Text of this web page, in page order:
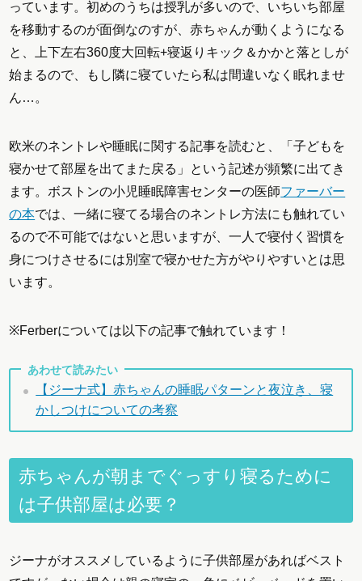
っています。初めのうちは授乳が多いので、いちいち部屋
を移動するのが面倒なのすが、赤ちゃんが動くようになる
と、上下左右360度大回転+寝返りキック＆かかと落としが
始まるので、もし隣に寝ていたら私は間違いなく眠れませ
ん…。
欧米のネントレや睡眠に関する記事を読むと、「子どもを
寝かせて部屋を出てまた戻る」という記述が頻繁に出てき
ます。ボストンの小児睡眠障害センターの医師ファーバー
の本では、一緒に寝てる場合のネントレ方法にも触れてい
るので不可能ではないと思いますが、一人で寝付く習慣を
身につけさせるには別室で寝かせた方がやりやすいとは思
います。
※Ferberについては以下の記事で触れています！
あわせて読みたい
【ジーナ式】赤ちゃんの睡眠パターンと夜泣き、寝
かしつけについての考察
赤ちゃんが朝までぐっすり寝るために
は子供部屋は必要？
ジーナがオススメしているように子供部屋があればベスト